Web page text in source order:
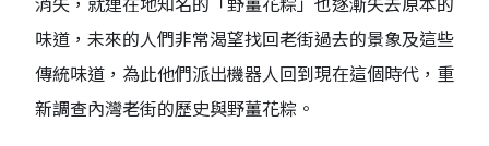
味道，未來的人們非常渴望找回老街過去的景象及這些
傳統味道，為此他們派出機器人回到現在這個時代，重
新調查內灣老街的歷史與野薑花粽。